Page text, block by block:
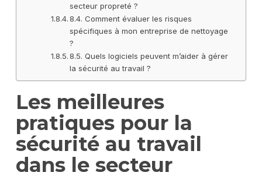
secteur propreté ?
8.4. Comment évaluer les risques
spécifiques à mon entreprise de nettoyage
?
8.5. Quels logiciels peuvent m’aider à gérer
la sécurité au travail ?
Les meilleures
pratiques pour la
sécurité au travail
dans le secteur